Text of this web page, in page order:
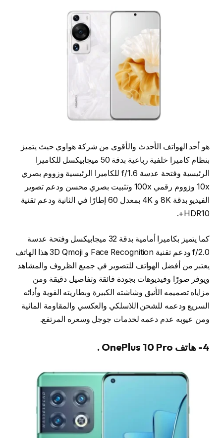
هو أحد الهواتف الأحدث والأقوى من شركة هواوي حيث يتميز
بنظام كاميرا خلفية رباعية بدقة 50 ميجابيكسل للكاميرا
الرئيسية وفتحة عدسة f/1.6 للكاميرا الرئيسية وزووم بصري
10x وزووم رقمي 100x وتثبيت بصري محسن ودعم تصوير
الفيديو بدقة 8K و 4K بمعدل 60 إطارًا في الثانية ودعم تقنية
HDR10+.
كما يتميز بكاميرا أمامية بدقة 32 ميجابيكسل وفتحة عدسة
f/2.0 ودعم تقنية Face Recognition و 3D Qmoji هذا الهاتف
يعتبر من أفضل الهواتف للتصوير في جميع الظروف والمشاهد
ويوفر صورًا وفيديوهات بجودة فائقة وتفاصيل دقيقة ومن
مزاياه تصميمه الأنيق وشاشته الكبيرة وبطاريته القوية وأدائه
السريع ودعمه للشحن اللاسلكي والعكسي والمقاومة المائية
ومن عيوبه عدم دعمه لخدمات جوجل وسعره المرتفع.
4- هاتف OnePlus 10 Pro .